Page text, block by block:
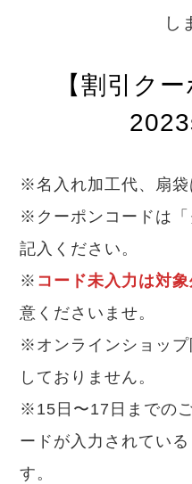
し
【割引ク
※名入れ加工代、扇袋
※クーポンコードは
記入ください。
※ コード未入力は対
意くださいませ。
※オンラインショッ
しておりません。
※15日〜17日までの
ードが入力されてい
す。